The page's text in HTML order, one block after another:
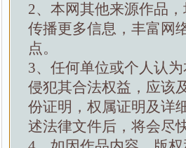
2、本网其他来源作品
传播更多信息，丰富网
点。
3、任何单位或个人认
侵犯其合法权益，应该
份证明，权属证明及详
述法律文件后，将会尽